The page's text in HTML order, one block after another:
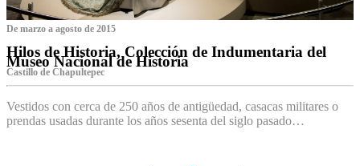
De marzo a agosto de 2015
Hilos de Historia, Colección de Indumentaria del
Museo Nacional de Historia
Castillo de Chapultepec
Vestidos con cerca de 250 años de antigüedad, casacas militares o
prendas usadas durante los años sesenta del siglo pasado…